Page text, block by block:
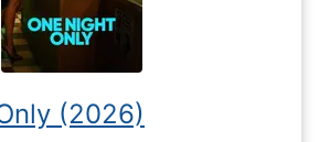
(2026)